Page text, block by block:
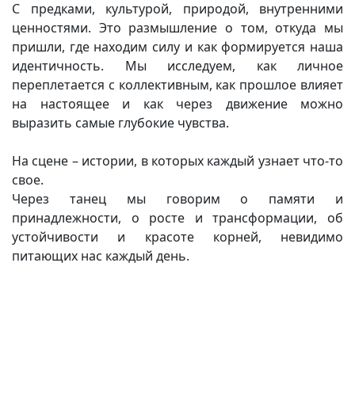
С предками, культурой, природой, внутренними
ценностями. Это размышление о том, откуда мы
пришли, где находим силу и как формируется наша
идентичность. Мы исследуем, как личное
переплетается с коллективным, как прошлое влияет
на настоящее и как через движение можно
выразить самые глубокие чувства.
На сцене – истории, в которых каждый узнает что-то
свое.
Через танец мы говорим о памяти и
принадлежности, о росте и трансформации, об
устойчивости и красоте корней, невидимо
питающих нас каждый день.